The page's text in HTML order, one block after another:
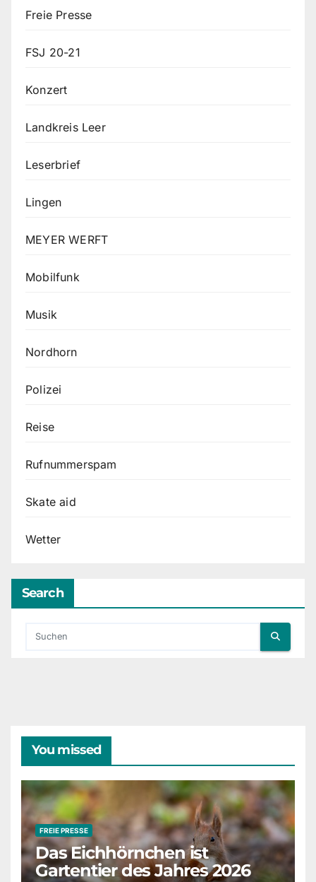
Freie Presse
FSJ 20-21
Konzert
Landkreis Leer
Leserbrief
Lingen
MEYER WERFT
Mobilfunk
Musik
Nordhorn
Polizei
Reise
Rufnummerspam
Skate aid
Wetter
Search
You missed
FREIE PRESSE
Das Eichhörnchen ist
Gartentier des Jahres 2026